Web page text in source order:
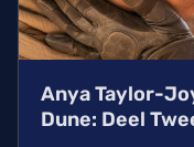
Anya Taylor-
Dune: Deel